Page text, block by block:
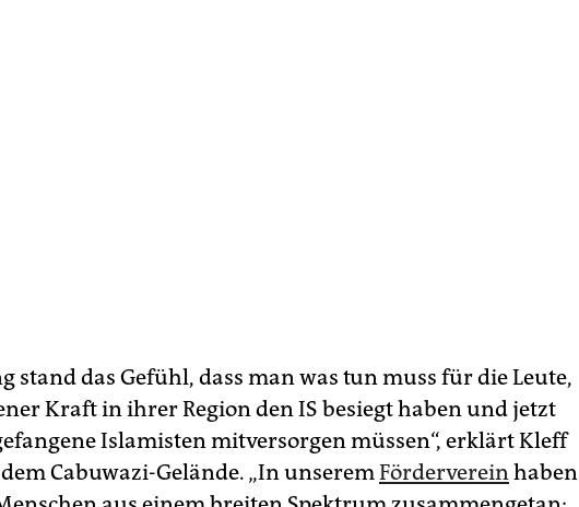
stand das Gefühl, dass man was tun muss für die Leute,
Kraft in ihrer Region den IS besiegt haben und jetzt
Islamisten mitversorgen müssen“, erklärt Kleff
Cabuwazi-Gelände. „In unseremFördervereinhaben